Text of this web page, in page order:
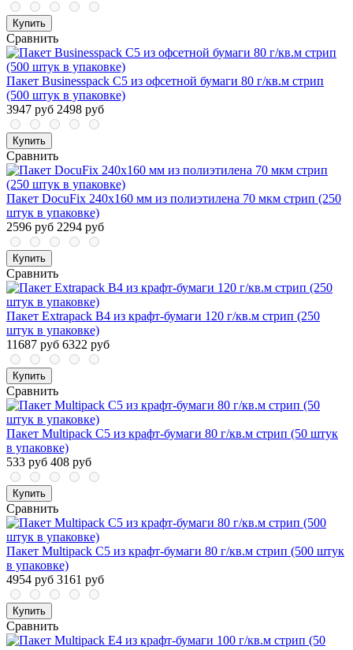
Купить
Сравнить
Пакет Businesspack С5 из офсетной бумаги 80 г/кв.м стрип
(500 штук в упаковке)
3947 руб 2498 руб
Купить
Сравнить
Пакет DocuFix 240х160 мм из полиэтилена 70 мкм стрип (250
штук в упаковке)
2596 руб 2294 руб
Купить
Сравнить
Пакет Extrapack B4 из крафт-бумаги 120 г/кв.м стрип (250
штук в упаковке)
11687 руб 6322 руб
Купить
Сравнить
Пакет Multipack C5 из крафт-бумаги 80 г/кв.м стрип (50 штук
в упаковке)
533 руб 408 руб
Купить
Сравнить
Пакет Multipack C5 из крафт-бумаги 80 г/кв.м стрип (500 штук
в упаковке)
4954 руб 3161 руб
Купить
Сравнить